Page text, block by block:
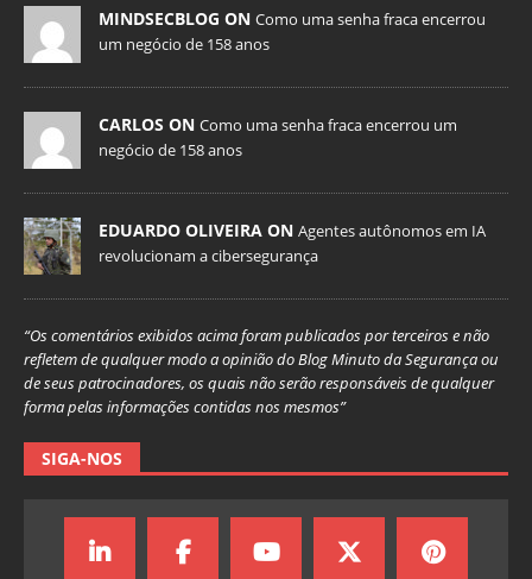
MINDSECBLOG ON Como uma senha fraca encerrou
um negócio de 158 anos
CARLOS ON Como uma senha fraca encerrou um
negócio de 158 anos
EDUARDO OLIVEIRA ON Agentes autônomos em IA
revolucionam a cibersegurança
“Os comentários exibidos acima foram publicados por terceiros e não
refletem de qualquer modo a opinião do Blog Minuto da Segurança ou
de seus patrocinadores, os quais não serão responsáveis de qualquer
forma pelas informações contidas nos mesmos”
SIGA-NOS